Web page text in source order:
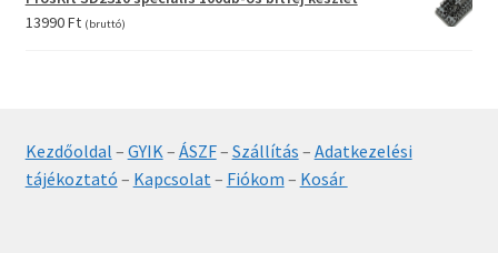
6990 Ft.
13990Ft (bruttó)
Kezdőoldal – GYIK– ÁSZF– Szállítás – Adatkezelési
tájékoztató – Kapcsolat– Fiókom – Kosár